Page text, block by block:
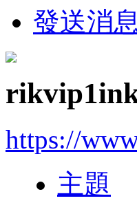
發送消
https://
主題